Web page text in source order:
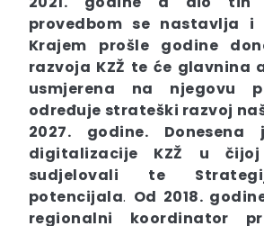
provedbom se nastavlja i
Krajem prošle godine
razvoja KZŽ te će glavnina
usmjerena na njegovu
određuje strateški razvoj
2027. godine.
digitalizacije KZŽ u
sudjelovali te
potencijala. Od 2018.
regionalni koordinator